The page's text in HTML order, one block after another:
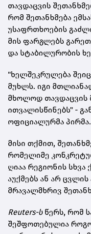
თავდაცვის
რომ შეთანხმება
უსაფრთხოების
მის ფარგლებს
და სტაბილურობის
"ხელშეკრულება
მუხლს. იგი
მხოლოდ თავდაცვის
ითვალისწინებს" -
ოფიციალურმა პირმა.
მისი თქმით,
რომელიმე
ღიაა რეგიონის სხვა
აუქმებს ან არ
მრავალმხრივ
Reuters-სწერს, რომ
შეშფოთებულია